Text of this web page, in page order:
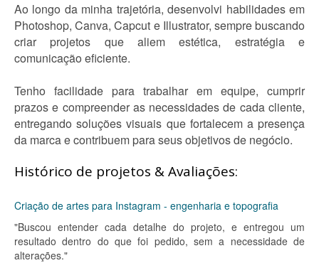
Ao longo da minha trajetória, desenvolvi habilidades em
Photoshop, Canva, Capcut e Illustrator, sempre buscando
criar projetos que aliem estética, estratégia e
comunicação eficiente.
Tenho facilidade para trabalhar em equipe, cumprir
prazos e compreender as necessidades de cada cliente,
entregando soluções visuais que fortalecem a presença
da marca e contribuem para seus objetivos de negócio.
Histórico de projetos & Avaliações:
Criação de artes para Instagram - engenharia e topografia
"Buscou entender cada detalhe do projeto, e entregou um
resultado dentro do que foi pedido, sem a necessidade de
alterações."